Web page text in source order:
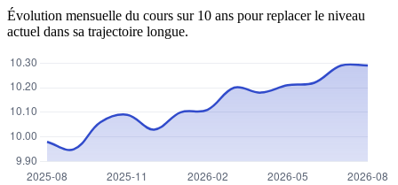
Évolution mensuelle du cours sur 10 ans pour replacer le niveau
actuel dans sa trajectoire longue.